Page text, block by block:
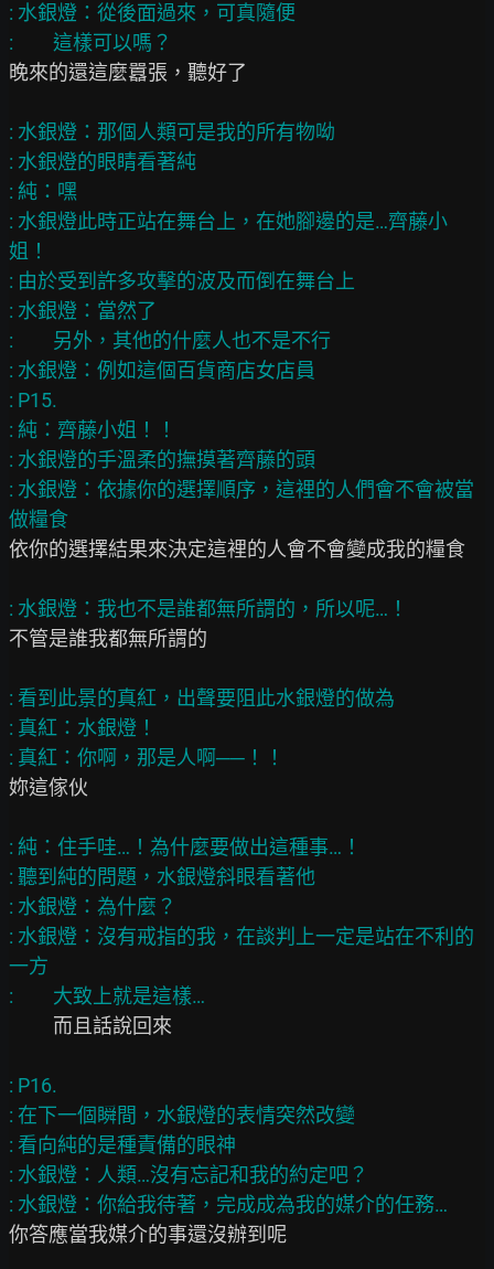
: 水銀燈：從後面過來，可真隨便
晚來的還這麼囂張，聽好了
: 水銀燈：那個人類可是我的所有物呦
: 水銀燈的眼睛看著純
: 純：嘿
: 水銀燈此時正站在舞台上，在她腳邊的是…齊藤小
姐！
: 由於受到許多攻擊的波及而倒在舞台上
: 水銀燈：當然了
:         另外，其他的什麼人也不是不行
: 水銀燈：例如這個百貨商店女店員
: P15.
: 純：齊藤小姐！！
: 水銀燈的手溫柔的撫摸著齊藤的頭
: 水銀燈：依據你的選擇順序，這裡的人們會不會被當
依你的選擇結果來決定這裡的人會不會變成我的糧食
不管是誰我都無所謂的
: 看到此景的真紅，出聲要阻此水銀燈的做為
: 真紅：水銀燈！
妳這傢伙
: 純：住手哇…！為什麼要做出這種事…！
: 聽到純的問題，水銀燈斜眼看著他
: 水銀燈：為什麼？
: 水銀燈：沒有戒指的我，在談判上一定是站在不利的
一方
: P16.
: 在下一個瞬間，水銀燈的表情突然改變
: 看向純的是種責備的眼神
: 水銀燈：人類…沒有忘記和我的約定吧？
你答應當我媒介的事還沒辦到呢